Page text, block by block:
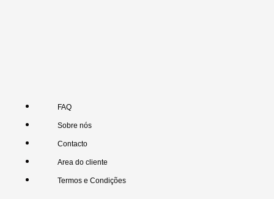
FAQ
Sobre nós
Contacto
Area do cliente
Termos e Condições